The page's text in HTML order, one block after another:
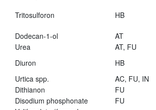
Tritosulforon HB
Dodecan-1-ol AT
Urea
AT, FU
Diuron
HB
Urtica spp.
AC, FU, IN
Dithianon
FU
Disodium phosphonate
FU